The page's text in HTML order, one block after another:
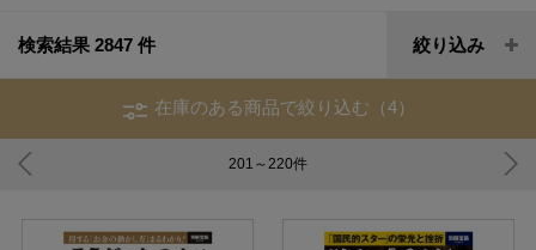
検索結果 2847 件 絞り込み
在庫のある商品で絞り込む（4）
201～220件